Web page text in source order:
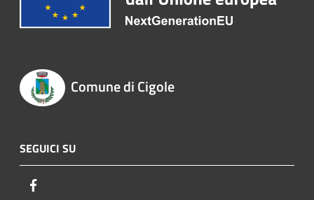
Comune di Cigole
SEGUICI SU